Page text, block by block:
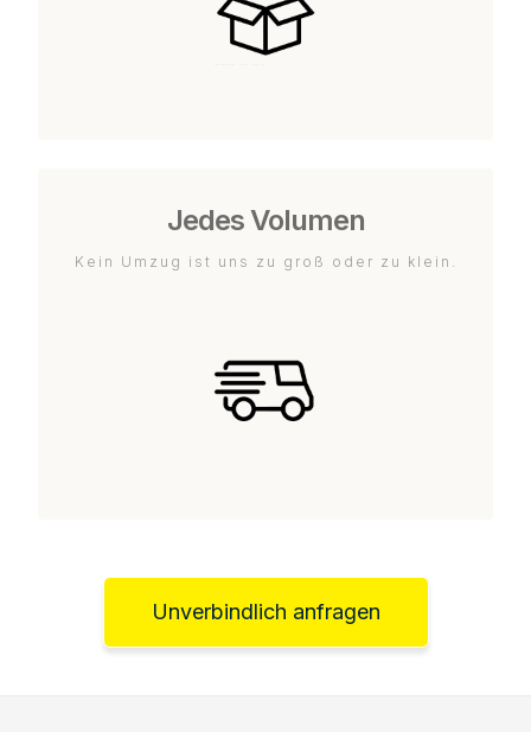
Jedes Volumen
Kein Umzug ist uns zu groß oder zu klein.
Unverbindlich anfragen